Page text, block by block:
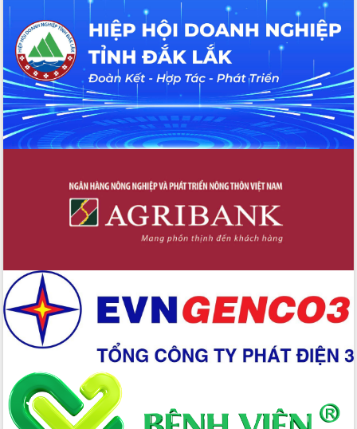
Hội nghị Báo cáo viên Trung ương
tháng 01/2026
Phó Thủ tướng Hồ Quốc Dũng đánh giá
cao kết quả Chiến dịch Quang Trung
tại Đắk Lắk
Hội nghị Ban Chấp hành Đảng bộ tỉnh
Đắk Lắk lần thứ 2 (mở rộng)
Tập trung giải phóng mặt bằng, đẩy
Gỡ khó, khởi công xây dựng, sửa chữa
toàn bộ nhà ở cho hộ dân đúng tiến độ
2025
Tập trung triển khai quyết liệt, đồng bộ
các giải pháp nhằm thực hiện hiệu quả
các nhiệm vụ đề ra năm 2025
Phát huy vai trò của người có uy tín
trong phòng chống tảo hôn và hôn
nhân cận huyết thống
Nông sản Tây Nguyên thu hút doanh
nghiệp nước ngoài